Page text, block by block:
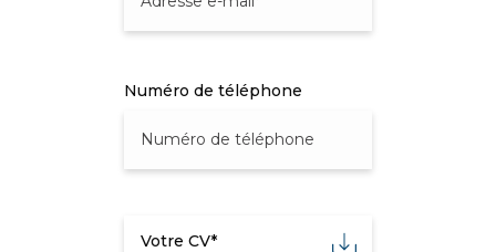
Numéro de téléphone
Votre CV*